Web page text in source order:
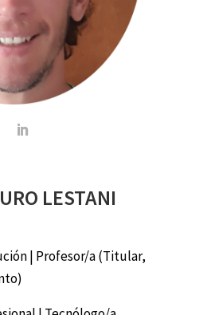
LESTANI
| Profesor/a (Titular,